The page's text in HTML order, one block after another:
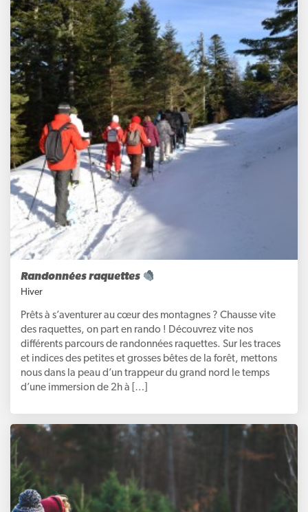
Randonnées raquettes
Hiver
Prêts à s’aventurer au cœur des montagnes ? Chausse vite
des raquettes, on part en rando ! Découvrez vite nos
différents parcours de randonnées raquettes. Sur les traces
et indices des petites et grosses bêtes de la forêt, mettons
nous dans la peau d’un trappeur du grand nord le temps
d’une immersion de 2h à […]